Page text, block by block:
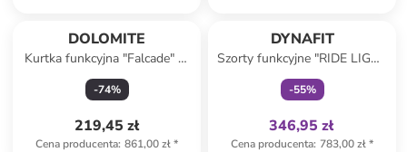
DOLOMITE
Kurtka funkcyjna "Falcade" w
kolorze khaki
-74%
219,45 zł
Cena producenta: 861,00 zł*
DYNAFIT
Szorty funkcyjne "RIDE LIGHT
2IN1" w kolorze granatowym
-55%
346,95 zł
Cena producenta: 783,00 zł*